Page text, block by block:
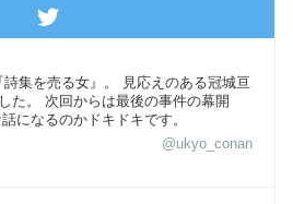
集を売る女』。 見応えのある冠城亘
た。 次回からは最後の事件の幕開
になるのかドキドキです。
@ukyo_conan